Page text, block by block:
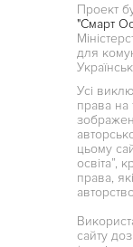
Проект
"Смарт
для
Усі
права на
цьому
освіта”,
права,
сайту